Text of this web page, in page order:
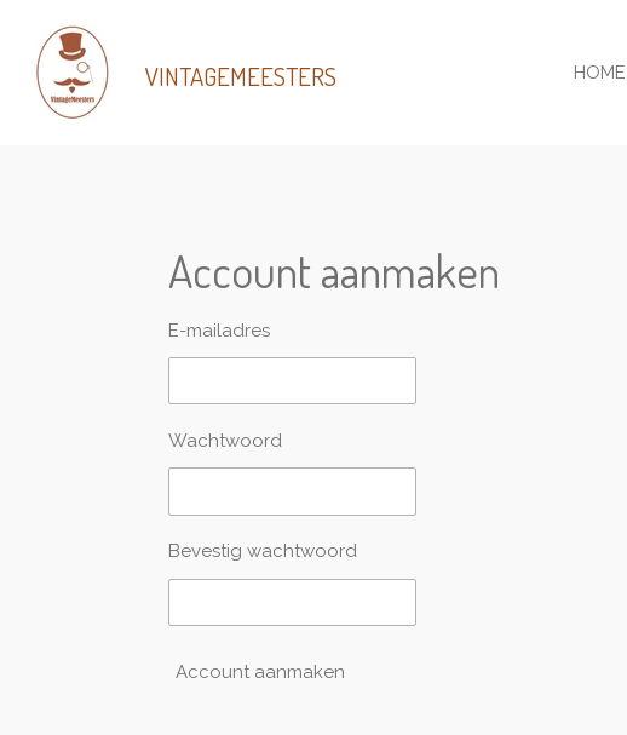
direct
naar
VINTAGEMEESTERS HOME
Account aanmaken
E-mailadres
Wachtwoord
Bevestig wachtwoord
Account aanmaken